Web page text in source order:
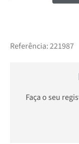
Referência:221987
Faça o seu